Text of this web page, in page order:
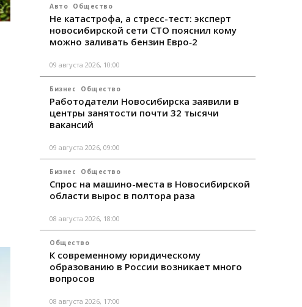
Авто Общество
Не катастрофа, а стресс-тест: эксперт
новосибирской сети СТО пояснил кому
можно заливать бензин Евро‑2
09 августа 2026, 10:00
Бизнес Общество
Работодатели Новосибирска заявили в
центры занятости почти 32 тысячи
вакансий
09 августа 2026, 09:00
Бизнес Общество
Спрос на машино-места в Новосибирской
области вырос в полтора раза
08 августа 2026, 18:00
Общество
К современному юридическому
образованию в России возникает много
вопросов
08 августа 2026, 17:00